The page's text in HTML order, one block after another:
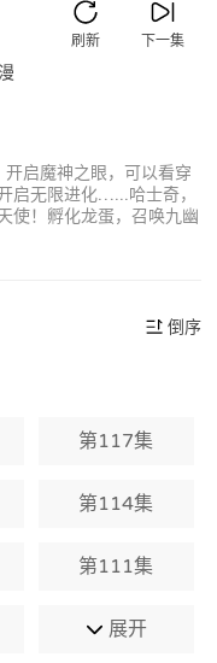
下一集
刷新
启魔神之眼，可以看穿
启无限进化…...哈士奇，
使！孵化龙蛋，召唤九幽
倒序
第117集
第114集
第111集
展开